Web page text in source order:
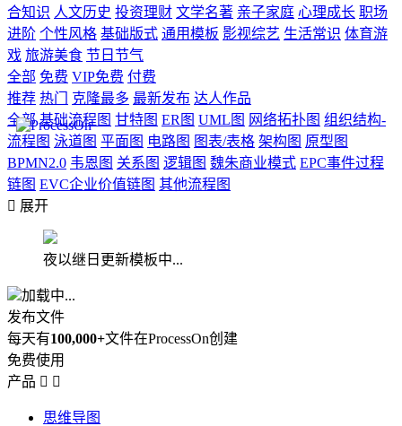
合知识 人文历史 投资理财 文学名著 亲子家庭 心理成长 职场
进阶 个性风格 基础版式 通用模板 影视综艺 生活常识 体育游
戏 旅游美食 节日节气
全部 免费 VIP免费 付费
推荐 热门 克隆最多 最新发布 达人作品
全部 基础流程图 甘特图 ER图 UML图 网络拓扑图 组织结构-
流程图 泳道图 平面图 电路图 图表/表格 架构图 原型图
BPMN2.0 韦恩图 关系图 逻辑图 魏朱商业模式 EPC事件过程
链图 EVC企业价值链图 其他流程图
 展开
夜以继日更新模板中...
加载中...
发布文件
每天有100,000+文件在ProcessOn创建
免费使用
产品  
思维导图